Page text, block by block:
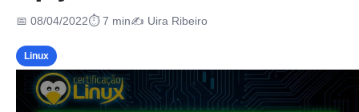
📅 08/04/2022⏱ 7 min✍️ Uira Ribeiro
Linux